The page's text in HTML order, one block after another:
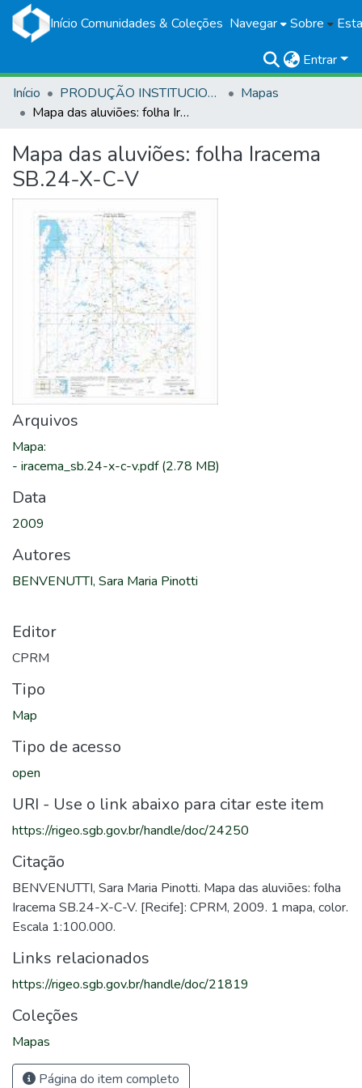
Início Comunidades & Coleções Navegar Sobre
Entrar
Início
PRODUÇÃO INSTITUCIONAL
Mapas
Mapa das aluviões: folha Iracema SB.24-X-C-V
Mapa das aluviões: folha Iracema
SB.24-X-C-V
Arquivos
Mapa:
- iracema_sb.24-x-c-v.pdf(2.78 MB)
Data
2009
Autores
BENVENUTTI, Sara Maria Pinotti
Editor
CPRM
Tipo
Map
Tipo de acesso
open
URI - Use o link abaixo para citar este item
https://rigeo.sgb.gov.br/handle/doc/24250
Citação
BENVENUTTI, Sara Maria Pinotti. Mapa das aluviões: folha
Iracema SB.24-X-C-V. [Recife]: CPRM, 2009. 1 mapa, color.
Escala 1:100.000.
Links relacionados
https://rigeo.sgb.gov.br/handle/doc/21819
Coleções
Mapas
Página do item completo